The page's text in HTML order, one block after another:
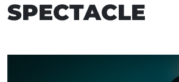
SPECTACLE